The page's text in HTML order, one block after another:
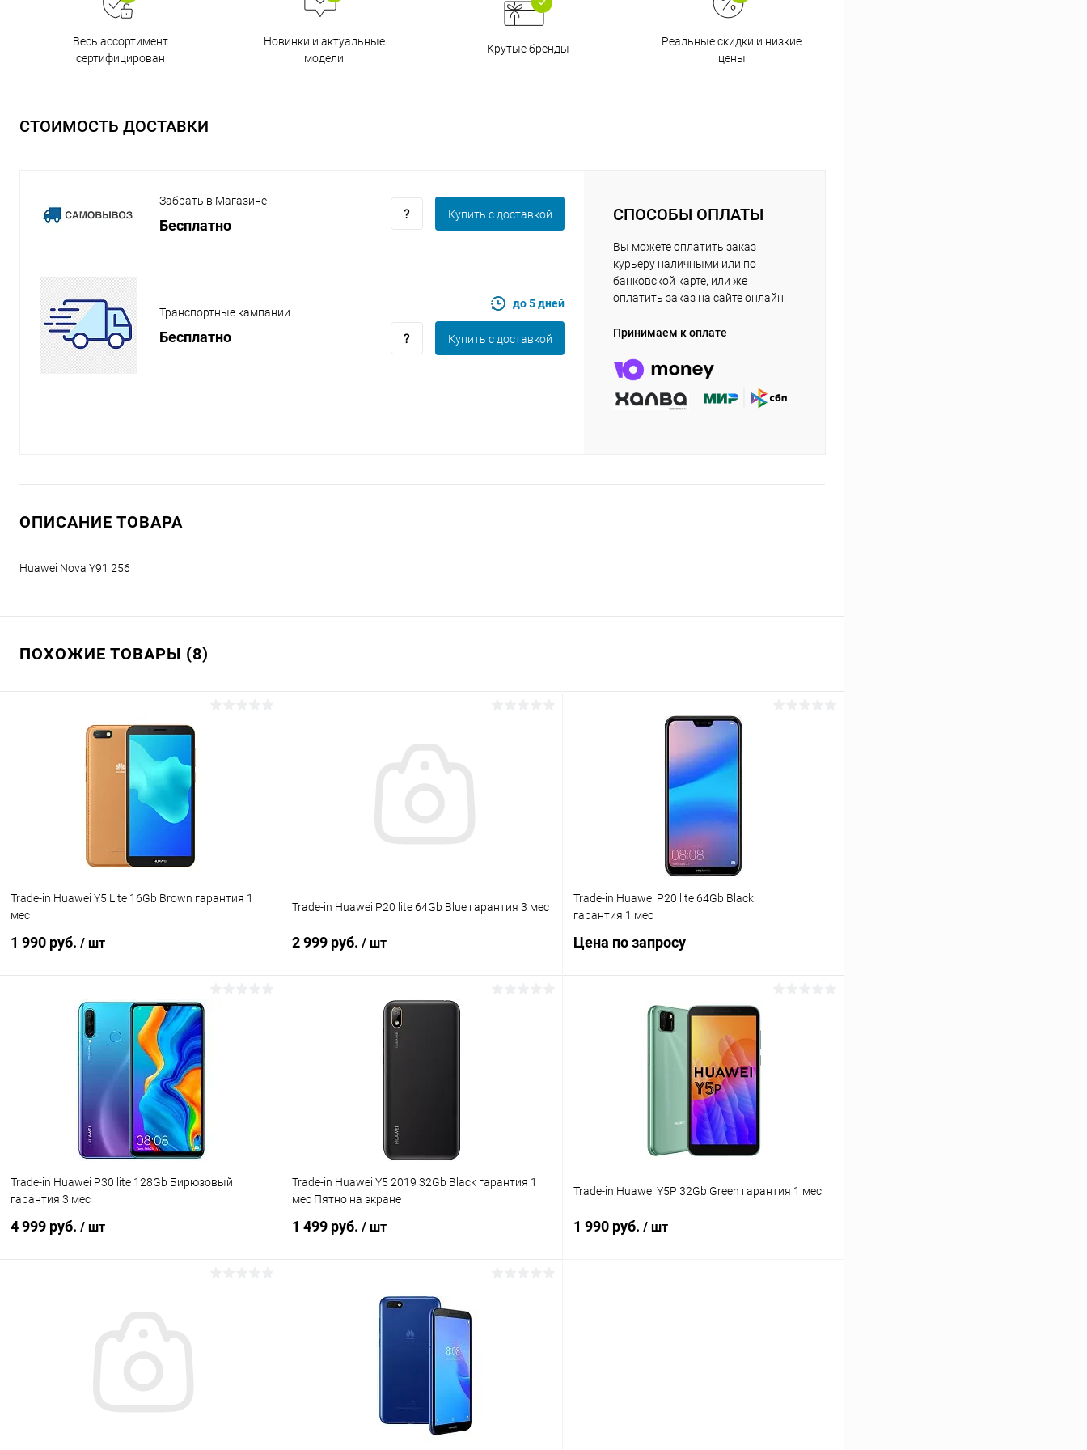
Весь ассортимент
сертифицирован
Новинки и актуальные
модели
Крутые бренды
Реальные скидки и низкие
цены
СТОИМОСТЬ ДОСТАВКИ
Забрать в Магазине
Бесплатно
Купить c доставкой
Транспортные кампании
Бесплатно
до 5 дней
Купить c доставкой
СПОСОБЫ ОПЛАТЫ
Вы можете оплатить заказ
курьеру наличными или по
банковской карте, или же
оплатить заказ на сайте онлайн.
Принимаем к оплате
ОПИСАНИЕ ТОВАРА
Huawei Nova Y91 256
ПОХОЖИЕ ТОВАРЫ (8)
Trade-in Huawei Y5 Lite 16Gb Brown гарантия 1
мес
1 990 руб. / шт
В корзину
К сравнению
Под заказ
Trade-in Huawei P20 lite 64Gb Blue гарантия 3 мес
2 999 руб. / шт
В корзину
Trade-in Huawei P20 lite 64Gb Black
гарантия 1 мес
Цена по запросу
Запросить цену
К сравнению
Под заказ
Trade-in Huawei P30 lite 128Gb Бирюзовый
гарантия 3 мес
4 999 руб. / шт
Trade-in Huawei Y5 2019 32Gb Black гарантия 1
мес Пятно на экране
1 499 руб. / шт
В корзину
Под заказ
Trade-in Huawei Y5P 32Gb Green гарантия 1 мес
1 990 руб. / шт
Получайте товарвыбранный способом
с вашей картыпо25%каждые 2 недели
раз в 2
Остались вопросы?
8 800 302-02-51
plait.ru